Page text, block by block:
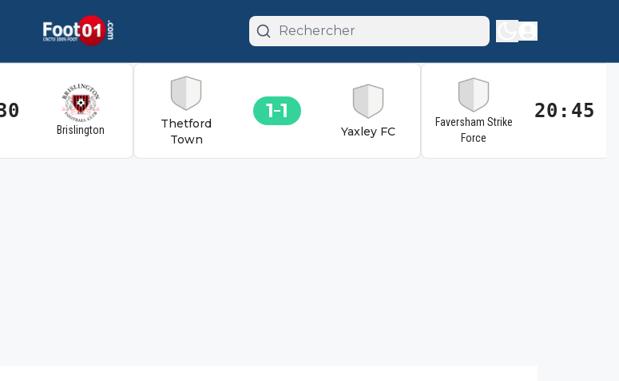
Brislington
Thetford
Town
1 1
Yaxley FC
Faversham Strike
Force
20:45